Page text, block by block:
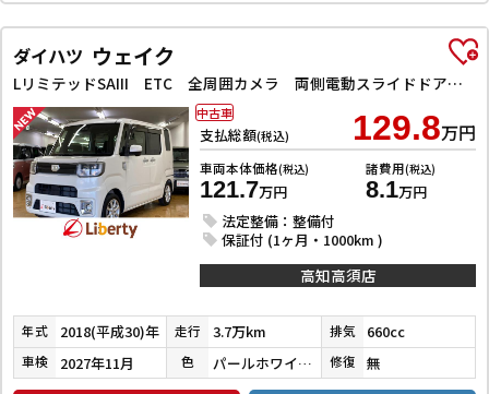
ダイハツ ウェイク
LリミテッドSAIII ETC 全周囲カメラ 両側電動スライドドア ナビ TV クリアランスソナー 衝突被害軽減システム オートマチックハイビーム オートライト LEDヘッドランプ スマートキー アイドリングストップ
支払総額(税込) 129.8万円
車両本体価格(税込)
121.7万円
諸費用(税込)
8.1万円
法定整備：整備付
保証付 (1ヶ月・1000km )
中古車
高知高須店
年式 2018(平成30)年 走行 3.7万km 排気 660cc
車検 2027年11月 色 パールホワイトⅢ 修復 無